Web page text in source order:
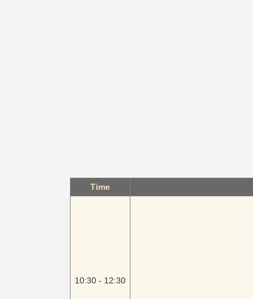
Time
10:30 - 12:30